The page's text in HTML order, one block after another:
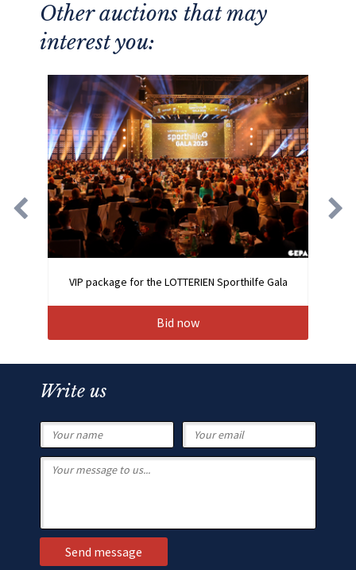
Other auctions that may
interest you:
VIP package for the LOTTERIEN Sporthilfe Gala
Bid now
Write us